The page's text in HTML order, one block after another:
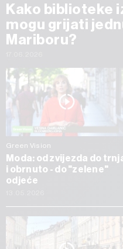
Kako biblioteke
mogu grijati
Mariboru?
Green Vision
Moda: od zvijezda do
i obrnuto - do "zelene"
odjeće